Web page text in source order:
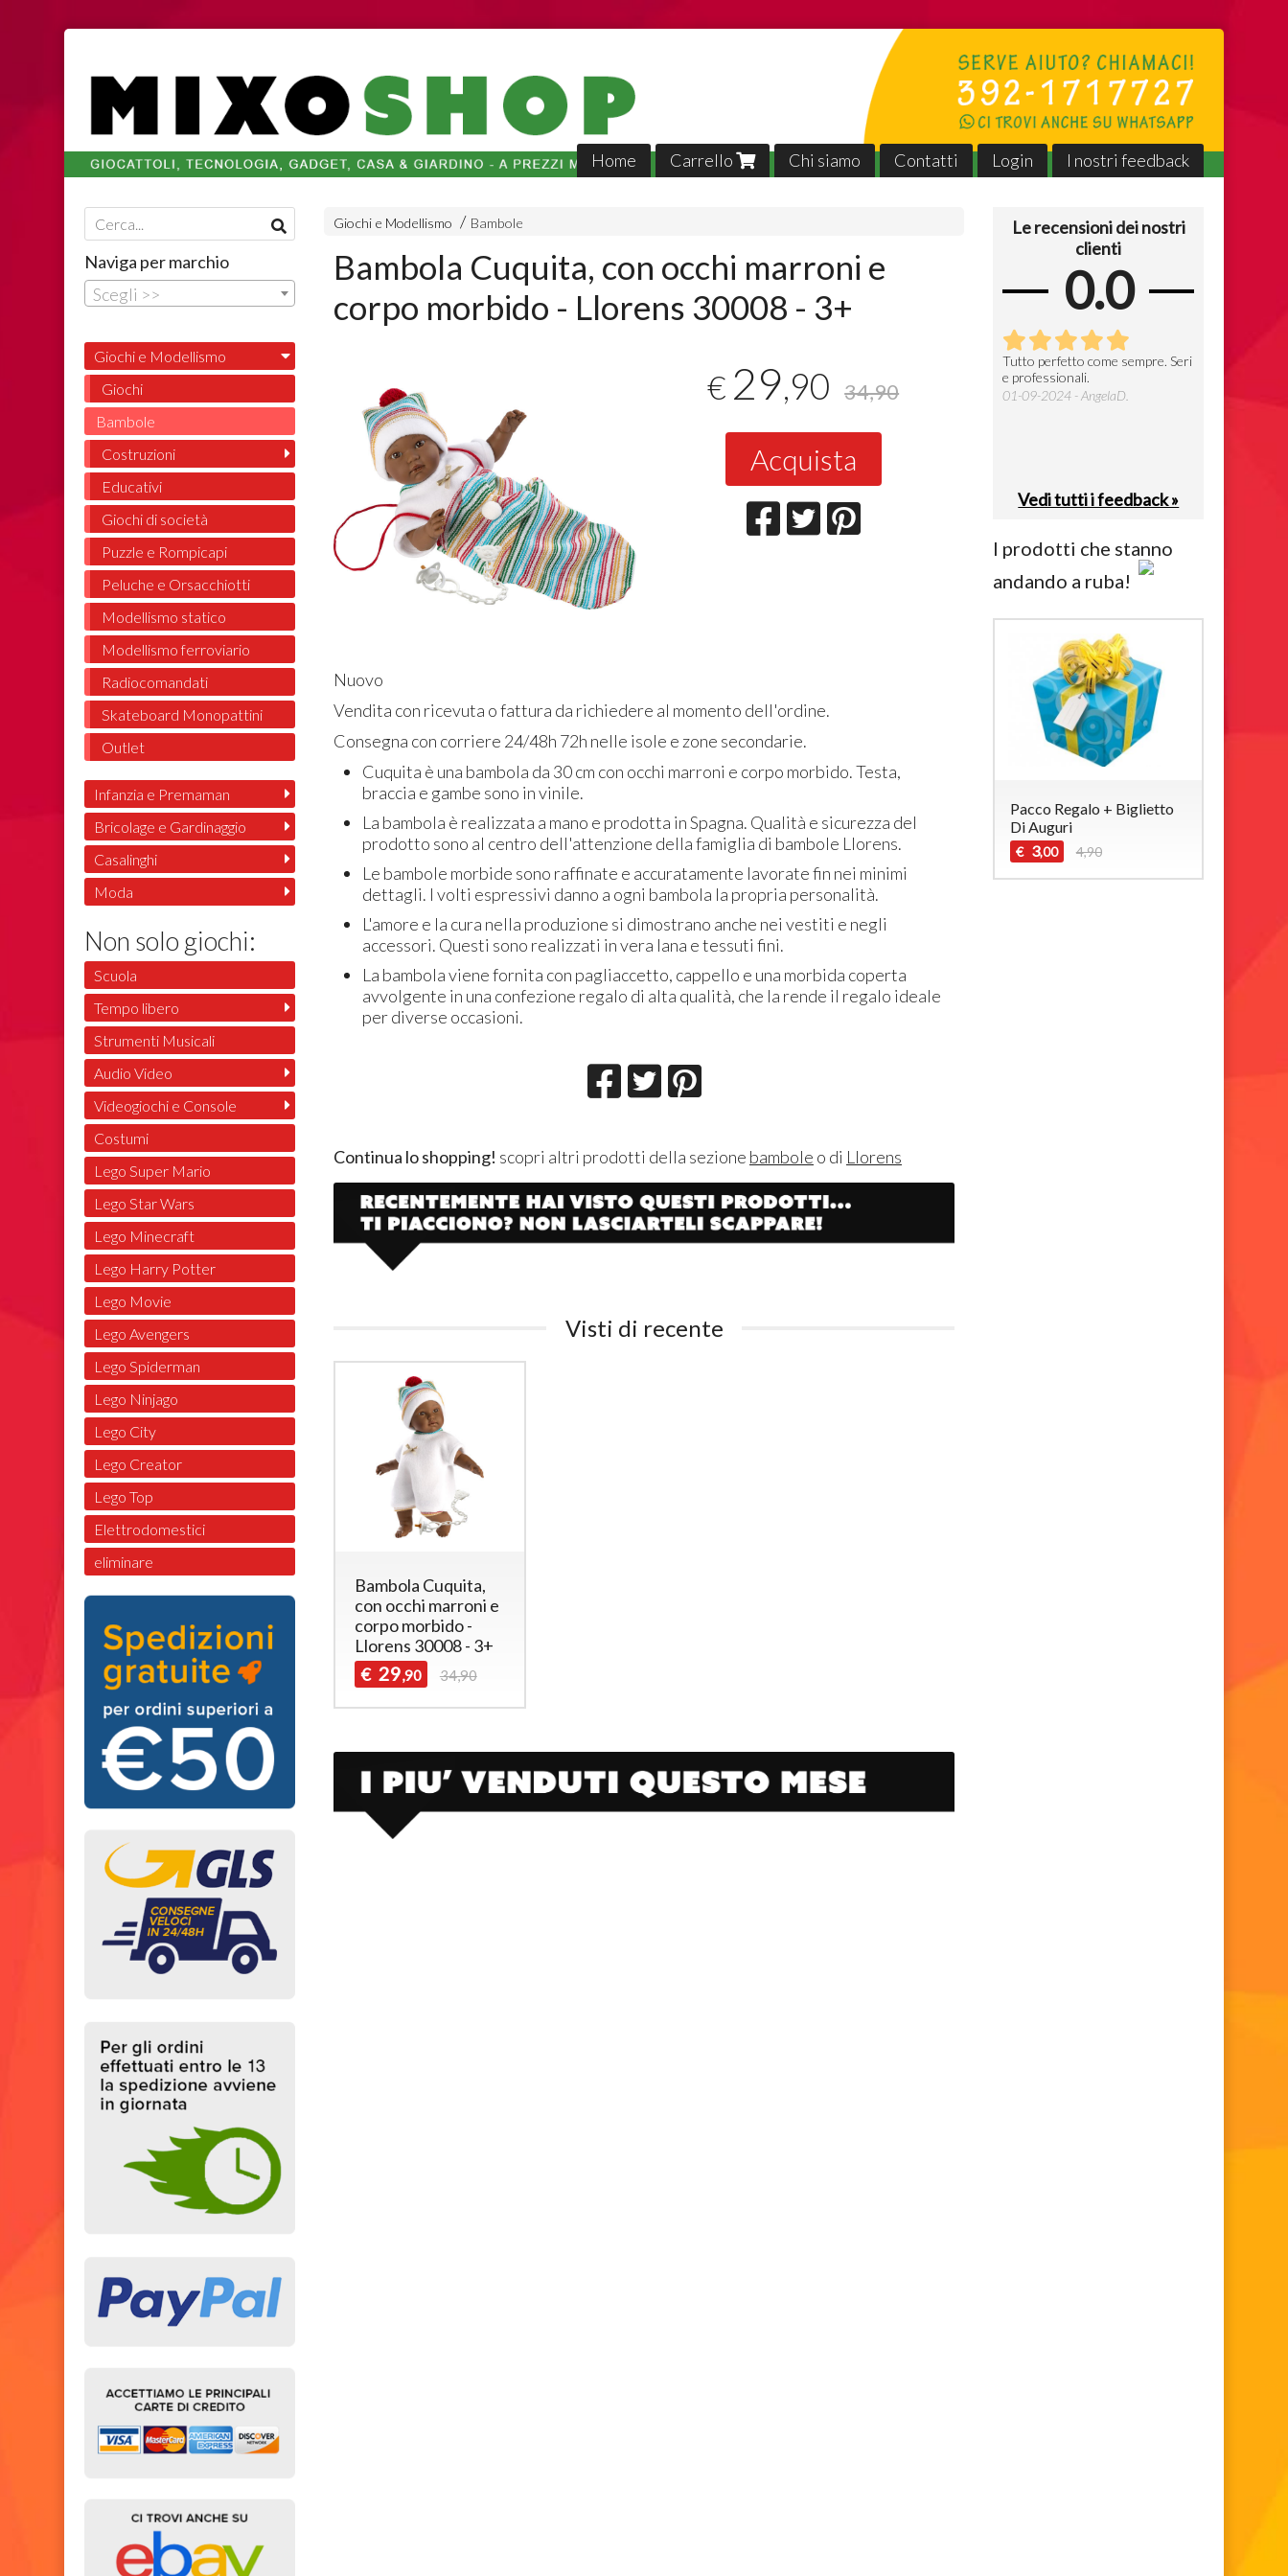
Home Carrello Chi siamo Contatti Login I nostri feedback
Giochi e Modellismo Bambole
Bambola Cuquita, con occhi marroni e
corpo morbido - Llorens 30008 - 3+
€ 29,90 34,90
Acquista
Nuovo
Vendita con ricevuta o fattura da richiedere al momento dell'ordine.
Consegna con corriere 24/48h 72h nelle isole e zone secondarie.
Cuquita è una bambola da 30 cm con occhi marroni e corpo morbido. Testa,
braccia e gambe sono in vinile.
La bambola è realizzata a mano e prodotta in Spagna. Qualità e sicurezza del
prodotto sono al centro dell'attenzione della famiglia di bambole Llorens.
Le bambole morbide sono raffinate e accuratamente lavorate fin nei minimi
dettagli. I volti espressivi danno a ogni bambola la propria personalità.
L'amore e la cura nella produzione si dimostrano anche nei vestiti e negli
accessori. Questi sono realizzati in vera lana e tessuti fini.
La bambola viene fornita con pagliaccetto, cappello e una morbida coperta
avvolgente in una confezione regalo di alta qualità, che la rende il regalo ideale
per diverse occasioni.
Continua lo shopping! scopri altri prodotti della sezione bambole o di Llorens
Visti di recente
Bambola Cuquita,
con occhi marroni e
corpo morbido -
Llorens 30008 - 3+
€ 29,90 34,90
Naviga per marchio
Scegli >>
Giochi e Modellismo
Giochi
Bambole
Costruzioni
Educativi
Giochi di società
Puzzle e Rompicapi
Peluche e Orsacchiotti
Modellismo statico
Modellismo ferroviario
Radiocomandati
Skateboard Monopattini
Outlet
Infanzia e Premaman
Bricolage e Gardinaggio
Casalinghi
Moda
Non solo giochi:
Scuola
Tempo libero
Strumenti Musicali
Audio Video
Videogiochi e Console
Costumi
Lego Super Mario
Lego Star Wars
Lego Minecraft
Lego Harry Potter
Lego Movie
Lego Avengers
Lego Spiderman
Lego Ninjago
Lego City
Lego Creator
Lego Top
Elettrodomestici
eliminare
Le recensioni dei nostri
clienti
0.0
veloci,, seri e professionali 👍
02-04-2025 - AngelaD.
Tutto perfetto come sempre. Seri
e professionali.
01-09-2024 - AngelaD.
Vedi tutti i feedback »
I prodotti che stanno
andando a ruba!
Pacco Regalo + Biglietto
Di Auguri
€ 3,00 4,90